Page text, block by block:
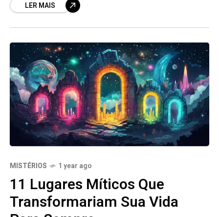
tripulação, o
LER MAIS
MISTÉRIOS 1 year ago
11 Lugares Míticos Que
Transformariam Sua Vida